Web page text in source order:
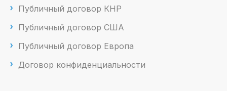
Публичный договор КНР
Публичный договор США
Публичный договор Европа
Договор конфиденциальности